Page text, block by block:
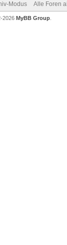
Modus Alle Foren
2026 MyBB Group